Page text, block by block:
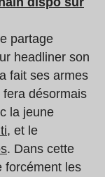
partage
headliner son
fait ses armes
fera désormais
la jeune
, et le
. Dans cette
forcément les